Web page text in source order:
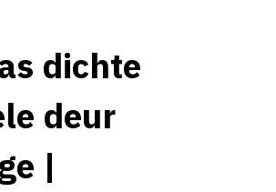
dichte
deur
|